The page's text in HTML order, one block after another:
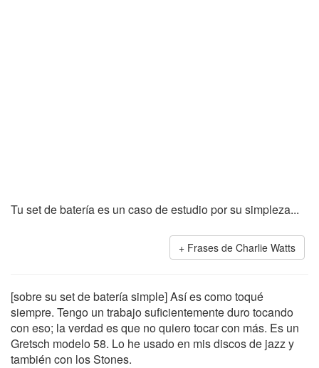
Tu set de batería es un caso de estudio por su simpleza...
Frases de Charlie Watts
[sobre su set de batería simple] Así es como toqué
siempre. Tengo un trabajo suficientemente duro tocando
con eso; la verdad es que no quiero tocar con más. Es un
Gretsch modelo 58. Lo he usado en mis discos de jazz y
también con los Stones.